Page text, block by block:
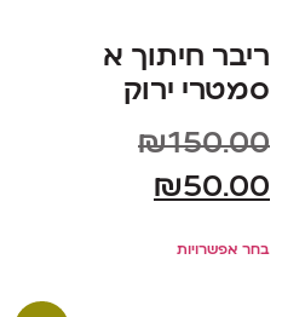
ריבר חיתוך א
סמטרי ירוק
₪150.00
₪50.00
בחר אפשרויות